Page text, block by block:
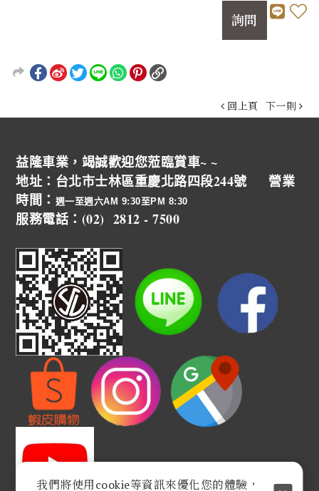
詢問
回上頁 下一則
益隆車業，竭誠歡迎您蒞臨賞車~ ~
地址：台北市士林區重慶北路四段244號 營業
時間： 週一至週六AM 9:30至PM 8:30
服務電話：(02) 2812 - 7500
我們將使用cookie等資訊來優化您的體驗，